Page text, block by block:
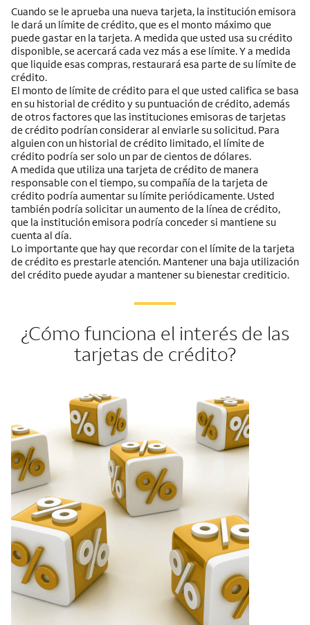
Cuando se le aprueba una nueva tarjeta, la institución emisora
le dará un límite de crédito, que es el monto máximo que
puede gastar en la tarjeta. A medida que usted usa su crédito
disponible, se acercará cada vez más a ese límite. Y a medida
que liquide esas compras, restaurará esa parte de su límite de
crédito.
El monto de límite de crédito para el que usted califica se basa
en su historial de crédito y su puntuación de crédito, además
de otros factores que las instituciones emisoras de tarjetas
de crédito podrían considerar al enviarle su solicitud. Para
alguien con un historial de crédito limitado, el límite de
crédito podría ser solo un par de cientos de dólares.
A medida que utiliza una tarjeta de crédito de manera
responsable con el tiempo, su compañía de la tarjeta de
crédito podría aumentar su límite periódicamente. Usted
también podría solicitar un aumento de la línea de crédito,
que la institución emisora podría conceder si mantiene su
cuenta al día.
Lo importante que hay que recordar con el límite de la tarjeta
de crédito es prestarle atención. Mantener una baja utilización
del crédito puede ayudar a mantener su bienestar crediticio.
¿Cómo funciona el interés de las
tarjetas de crédito?